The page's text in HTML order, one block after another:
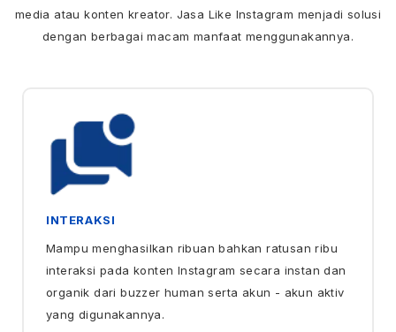
media atau konten kreator. Jasa Like Instagram menjadi solusi
dengan berbagai macam manfaat menggunakannya.
INTERAKSI
Mampu menghasilkan ribuan bahkan ratusan ribu
interaksi pada konten Instagram secara instan dan
organik dari buzzer human serta akun - akun aktiv
yang digunakannya.